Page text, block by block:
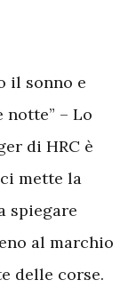
il sonno e
– Lo
di HRC è
mette la
spiegare
al marchio
delle corse.